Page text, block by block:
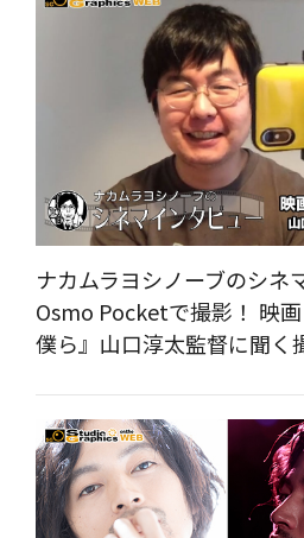
ナカムラヨシノーブのシネ
Osmo Pocketで撮影！ 映
僕ら』山口淳太監督に聞く